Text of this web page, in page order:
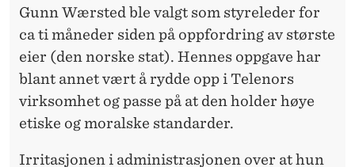
Gunn Wærsted ble valgt som styreleder for
ca ti måneder siden på oppfordring av største
eier (den norske stat). Hennes oppgave har
blant annet vært å rydde opp i Telenors
virksomhet og passe på at den holder høye
etiske og moralske standarder.
Irritasjonen i administrasjonen over at hun